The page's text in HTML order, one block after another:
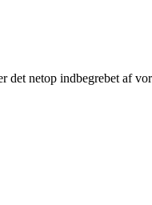
det netop indbegrebet af